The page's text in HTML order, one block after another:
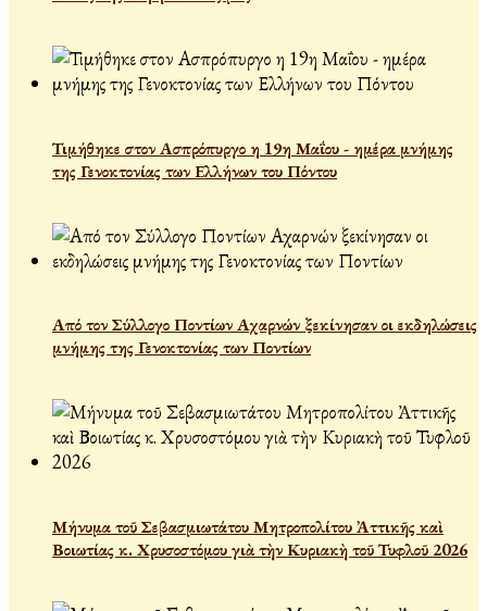
Τιμήθηκε στον Ασπρόπυργο η 19η Μαΐου - ημέρα μνήμης
της Γενοκτονίας των Ελλήνων του Πόντου
Από τον Σύλλογο Ποντίων Αχαρνών ξεκίνησαν οι εκδηλώσεις
μνήμης της Γενοκτονίας των Ποντίων
Μήνυμα τοῦ Σεβασμιωτάτου Μητροπολίτου Ἀττικῆς καὶ
Βοιωτίας κ. Χρυσοστόμου γιὰ τὴν Κυριακὴ τοῦ Τυφλοῦ 2026